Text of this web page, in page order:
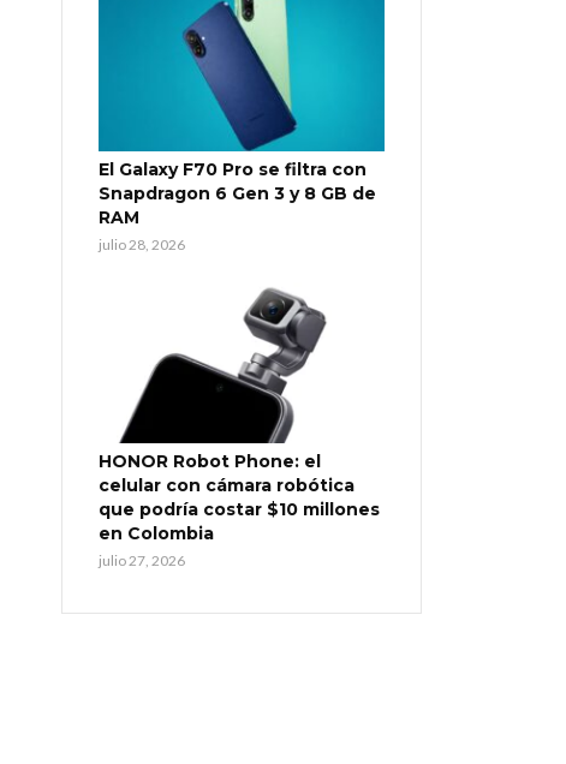
El Galaxy F70 Pro se filtra con
Snapdragon 6 Gen 3 y 8 GB de
RAM
julio 28, 2026
HONOR Robot Phone: el
celular con cámara robótica
que podría costar $10 millones
en Colombia
julio 27, 2026